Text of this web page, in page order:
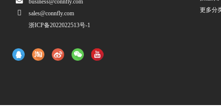
sales@connfly.com
浙ICP备2022022513号-1
更多分